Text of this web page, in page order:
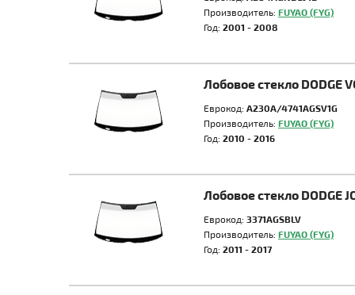
Производитель: FUYAO (FYG)
Год: 2001 - 2008
Лобовое стекло DODGE
Еврокод: A230A/4741AGSV1G
Производитель: FUYAO (FYG)
Год: 2010 - 2016
Лобовое стекло DODGE
Еврокод: 3371AGSBLV
Производитель: FUYAO (FYG)
Год: 2011 - 2017